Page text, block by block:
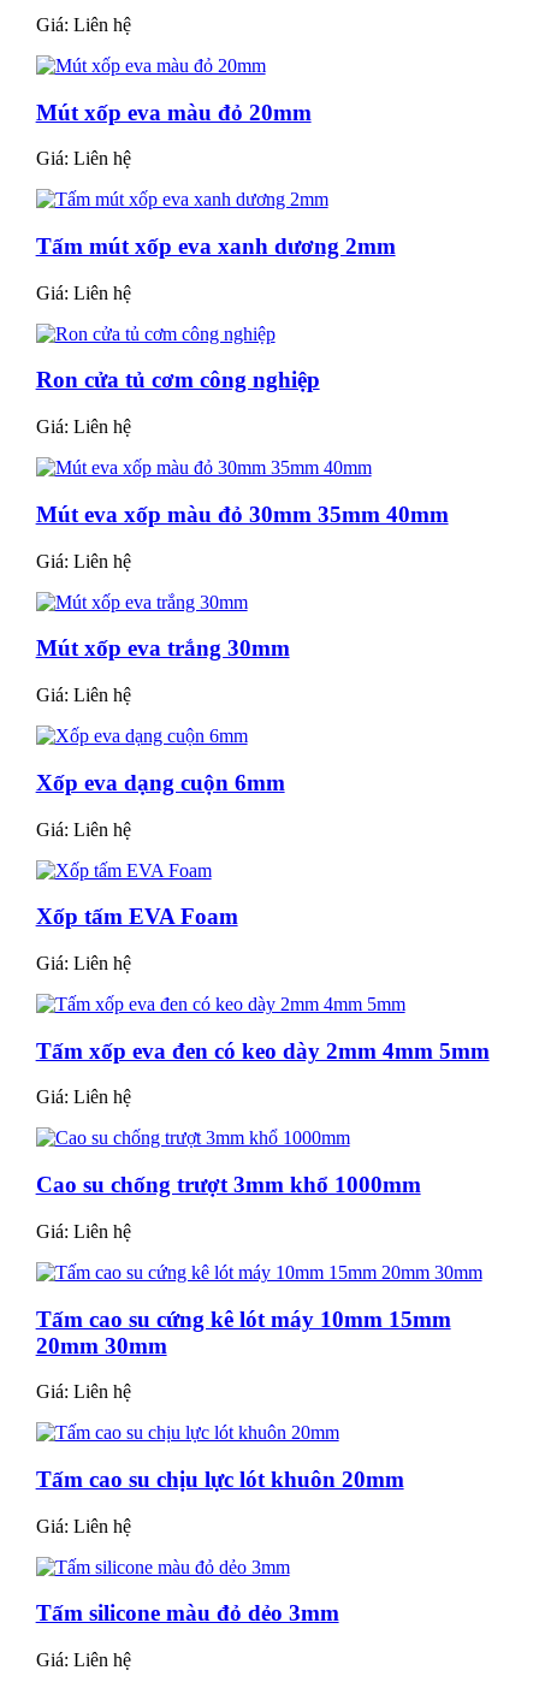
Giá: Liên hệ
Mút xốp eva màu đỏ 20mm
Giá: Liên hệ
Tấm mút xốp eva xanh dương 2mm
Giá: Liên hệ
Ron cửa tủ cơm công nghiệp
Giá: Liên hệ
Mút eva xốp màu đỏ 30mm 35mm 40mm
Giá: Liên hệ
Mút xốp eva trắng 30mm
Giá: Liên hệ
Xốp eva dạng cuộn 6mm
Giá: Liên hệ
Xốp tấm EVA Foam
Giá: Liên hệ
Tấm xốp eva đen có keo dày 2mm 4mm 5mm
Giá: Liên hệ
Cao su chống trượt 3mm khổ 1000mm
Giá: Liên hệ
Tấm cao su cứng kê lót máy 10mm 15mm
20mm 30mm
Giá: Liên hệ
Tấm cao su chịu lực lót khuôn 20mm
Giá: Liên hệ
Tấm silicone màu đỏ dẻo 3mm
Giá: Liên hệ